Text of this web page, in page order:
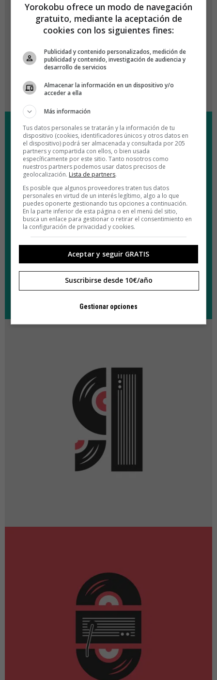
Yorokobu ofrece un modo de navegación
gratuito, mediante la aceptación de
cookies con los siguientes fines:
Publicidad y contenido personalizados, medición de
publicidad y contenido, investigación de audiencia y
desarrollo de servicios
Almacenar la información en un dispositivo y/o
acceder a ella
Más información
Tus datos personales se tratarán y la información de tu
dispositivo (cookies, identificadores únicos y otros datos en
el dispositivo) podrá ser almacenada y consultada por 205
partners y compartida con ellos, o bien usada
específicamente por este sitio. Tanto nosotros como
nuestros partners podemos usar datos precisos de
geolocalización. Lista de partners.
Es posible que algunos proveedores traten tus datos
personales en virtud de un interés legítimo, algo a lo que
puedes oponerte gestionando tus opciones a continuación.
En la parte inferior de esta página o en el menú del sitio,
busca un enlace para gestionar o retirar el consentimiento en
la configuración de privacidad y cookies.
Aceptar y seguir GRATIS
Suscribirse desde 10€/año
Gestionar opciones